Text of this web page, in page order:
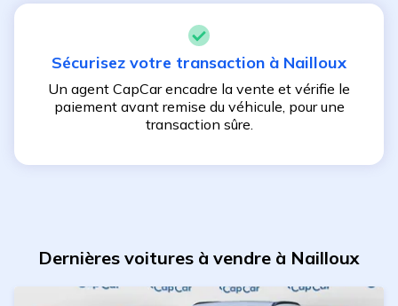
Sécurisez votre transaction à Nailloux
Un agent CapCar encadre la vente et vérifie le
paiement avant remise du véhicule, pour une
transaction sûre.
Dernières voitures à vendre à Nailloux